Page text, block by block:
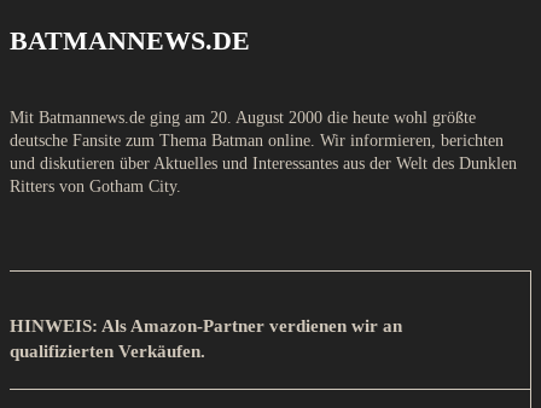
BATMANNEWS.DE
Mit Batmannews.de ging am 20. August 2000 die heute wohl größte
deutsche Fansite zum Thema Batman online. Wir informieren, berichten
und diskutieren über Aktuelles und Interessantes aus der Welt des Dunklen
Ritters von Gotham City.
HINWEIS: Als Amazon-Partner verdienen wir an
qualifizierten Verkäufen.